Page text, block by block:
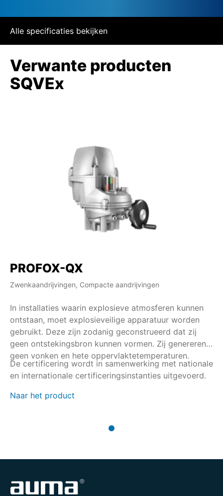
Alle specificaties bekijken
Verwante producten
SQVEx
PROFOX-QX
Zwenkaandrijvingen, Compacte aandrijvingen
In installaties waarin explosieve atmosferen kunnen
ontstaan, moet explosieveilige apparatuur worden
gebruikt. Deze zijn zodanig geconstrueerd dat zij
geen ontstekingsbron kunnen vormen. Zij genereren
geen vonken en hete oppervlaktetemperaturen.
De certificering wordt in samenwerking met nationale
en internationale certificeringsinstanties uitgevoerd.
Naar het product